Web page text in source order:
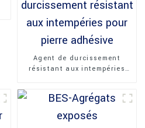
Agent de durcissement
résistant aux intempéries